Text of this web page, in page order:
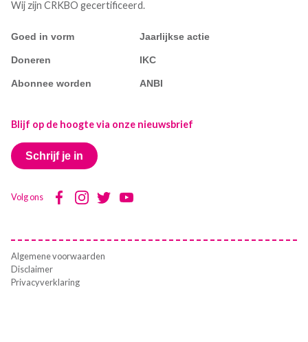
Wij zijn CRKBO gecertificeerd.
Goed in vorm Jaarlijkse actie
Doneren IKC
Abonnee worden ANBI
Blijf op de hoogte via onze nieuwsbrief
Schrijf je in
Volg ons
Algemene voorwaarden
Disclaimer
Privacyverklaring